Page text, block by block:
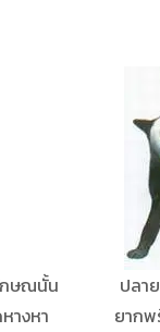
ายนา ษ
ยากพร้